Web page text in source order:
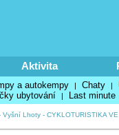
Aktivita
a autokempy | Chaty |
ubytování | Last minute
Vyšní Lhoty- CYKLOTURISTIKA